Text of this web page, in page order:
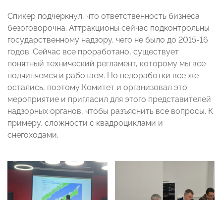
Спикер подчеркнул, что ответственность бизнеса
безоговорочна. Аттракционы сейчас подконтрольны
государственному надзору, чего не было до 2015-16
годов. Сейчас все проработано, существует
понятный технический регламент, которому мы все
подчиняемся и работаем. Но недоработки все же
остались, поэтому Комитет и организовал это
мероприятие и пригласил для этого представителей
надзорных органов, чтобы разъяснить все вопросы. К
примеру, сложности с квадроциклами и
снегоходами.